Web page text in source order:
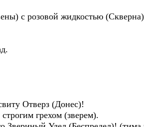
розовой жидкостью
Отверз (Донес)!
грехом (зверем).